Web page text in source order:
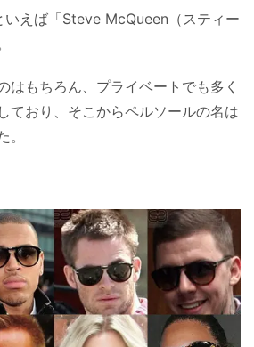
いえば「Steve McQueen（スティー
はもちろん、プライベートでも多く
ており、そこからペルソールの名は